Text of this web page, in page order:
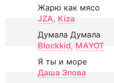
Жарю как мясо
JZA, Kiza
Думала Думала
Blockkid, MAYOT
Я ты и море
Даша Эпова